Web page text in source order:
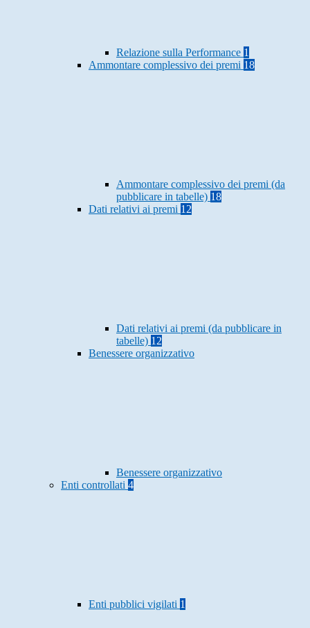
Relazione sulla Performance 1
Ammontare complessivo dei premi 18
Ammontare complessivo dei premi (da
pubblicare in tabelle) 18
Dati relativi ai premi 12
Dati relativi ai premi (da pubblicare in
tabelle) 12
Benessere organizzativo
Benessere organizzativo
Enti controllati 4
Enti pubblici vigilati 1